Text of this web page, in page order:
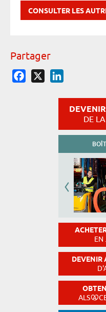
CONSULTER LES
Partager
Facebook
DE
EN
DEVENIR
ALS